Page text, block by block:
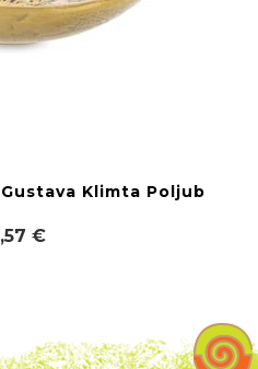
Klimta Poljub
€